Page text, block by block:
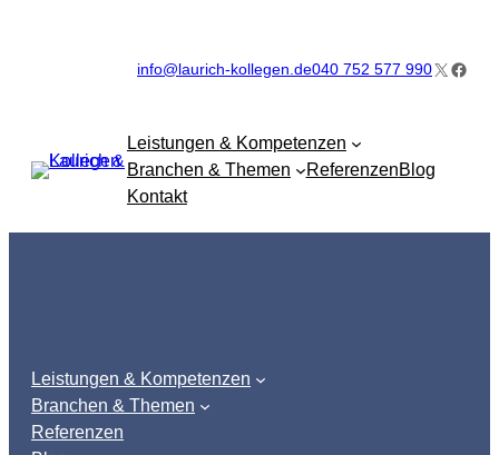
info@laurich-kollegen.de040 752 577 990X
Leistungen & Kompetenzen
Branchen & Themen
ReferenzenBlog
Kontakt
Leistungen & Kompetenzen
Branchen & Themen
Referenzen